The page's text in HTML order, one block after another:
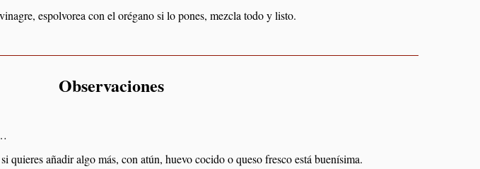
espolvorea con el orégano si lo pones, mezcla todo y listo.
Observaciones
quieres añadir algo más, con atún, huevo cocido o queso fresco está buenísima.